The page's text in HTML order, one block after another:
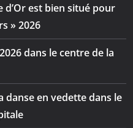
d’Or est bien situé pour
» 2026
dans le centre de la
danse en vedette dans le